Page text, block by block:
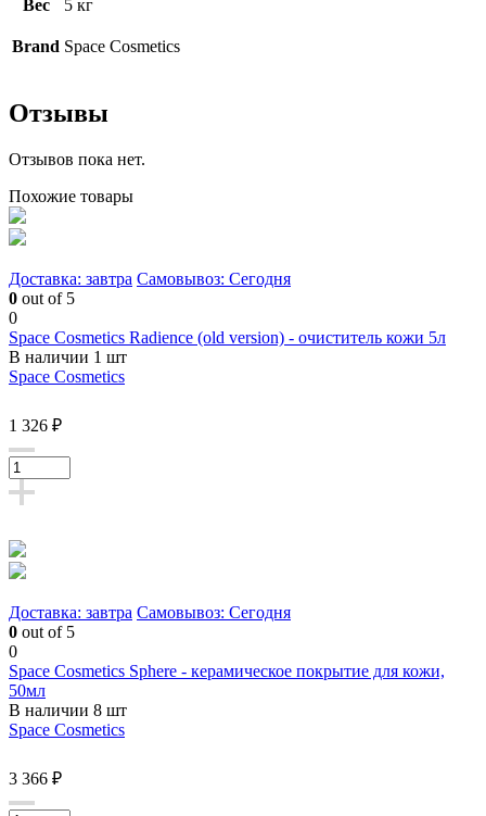
Вес 5 кг
Brand Space Cosmetics
Отзывы
Отзывов пока нет.
Похожие товары
Доставка: завтра Самовывоз: Сегодня
0 out of 5
0
Space Cosmetics Radience (old version) - очиститель кожи 5л
В наличии 1 шт
Space Cosmetics
1 326 ₽
Доставка: завтра Самовывоз: Сегодня
0 out of 5
0
Space Cosmetics Sphere - керамическое покрытие для кожи,
50мл
В наличии 8 шт
Space Cosmetics
3 366 ₽